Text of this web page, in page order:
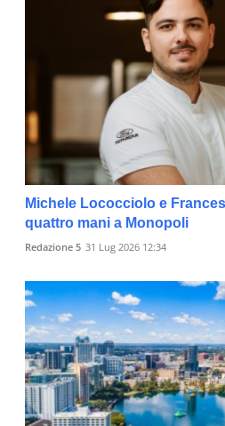
Michele Lococciolo e
quattro mani a Monopoli
Redazione 5 31 Lug 2026 12:34